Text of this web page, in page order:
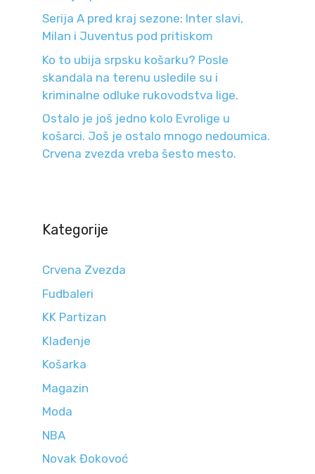
Serija A pred kraj sezone: Inter slavi,
Milan i Juventus pod pritiskom
Ko to ubija srpsku košarku? Posle
skandala na terenu usledile su i
kriminalne odluke rukovodstva lige.
Ostalo je još jedno kolo Evrolige u
košarci. Još je ostalo mnogo nedoumica.
Crvena zvezda vreba šesto mesto.
Kategorije
Crvena Zvezda
Fudbaleri
KK Partizan
Klađenje
Košarka
Magazin
Moda
NBA
Novak Đokovoć